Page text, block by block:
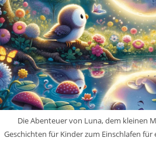
Die Abenteuer von Luna, dem kleinen
Geschichten für Kinder zum Einschlafen für